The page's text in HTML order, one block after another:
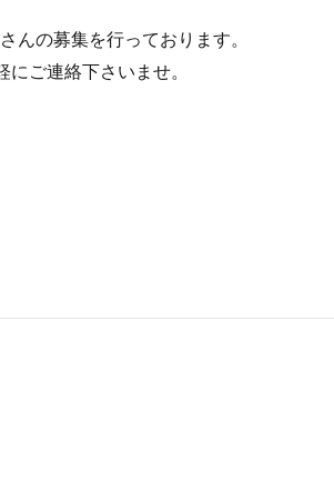
んの募集を行っております。
ご連絡下さいませ。